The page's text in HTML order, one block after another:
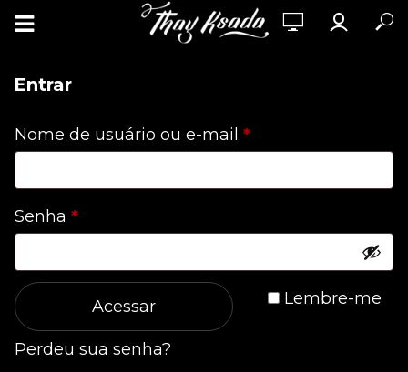
Entrar
Nome de usuário ou e-mail *Obrigatório
Senha *Obrigatório
Lembre-me
Acessar
Perdeu sua senha?